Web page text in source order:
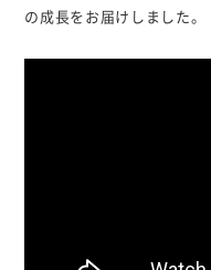
の成長をお届けしました。